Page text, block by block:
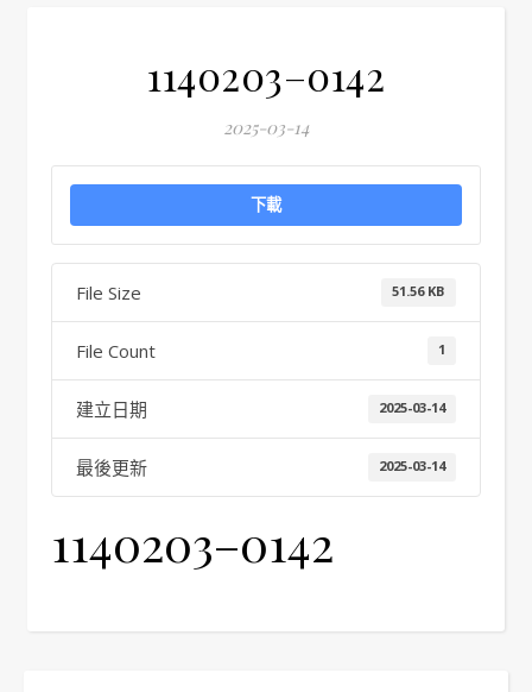
1140203–0142
2025-03-14
下載
File Size 51.56 KB
File Count 1
建立日期 2025-03-14
最後更新 2025-03-14
1140203–0142